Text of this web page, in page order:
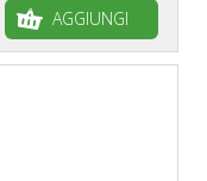
AGGIUNGI